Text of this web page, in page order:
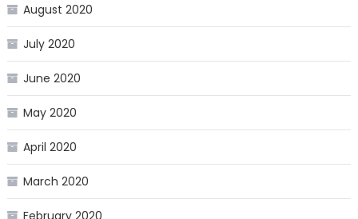
August 2020
July 2020
June 2020
May 2020
April 2020
March 2020